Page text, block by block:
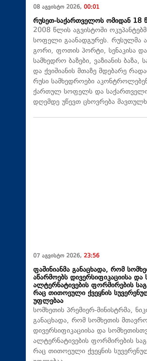
08 აგვისტო 2026, 00:01
რუსეთ-საქართველოს ომიდან 18
2008 წლის აგვისტოში
სოფელი გაანადგურეს. რუსულმა
გორი, ფოთის პორტი, სენაკისა
სამხედრო ბაზები, ვაზიანის ბაზა,
და ქვიშიანის მთაზე მდებარე
რუსი სამხედროები
ქართულ სოფელს და
დღემდე უწევთ ცხოვრება
07 აგვისტო 2026, 23:56
ფაშინიანმა განაცხადა, რომ
აწარმოებს დივერსიფიკაციისა და
ალტერნატივების ფორმირების
რაც თითოეული ქვეყნის
უფლებაა
სომხეთის პრემიერ-მინისტრმა,
განაცხადა, რომ სომხეთის
დივერსიფიკაციისა და
ალტერნატივების ფორმირების
რაც თითოეული ქვეყნის